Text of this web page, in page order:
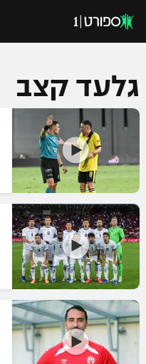
כדורגל ישראלי
ליגת העל
גביע הטוטו
ליגיונרים
גביע המדינה
נבחרת ישראל
כדורגל עולמי
ליגת האלופות
ליגה אירופית
ליגה אנגלית
ליגה גרמנית
ליגה ספרדית
כדורסל ישראלי
ליגת ווינר סל
ליגה לאומית
כדורסל נשים
כדורסל עולמי
NBA
יורוליג
ענפים נוספים
טניס
גלעד קצב